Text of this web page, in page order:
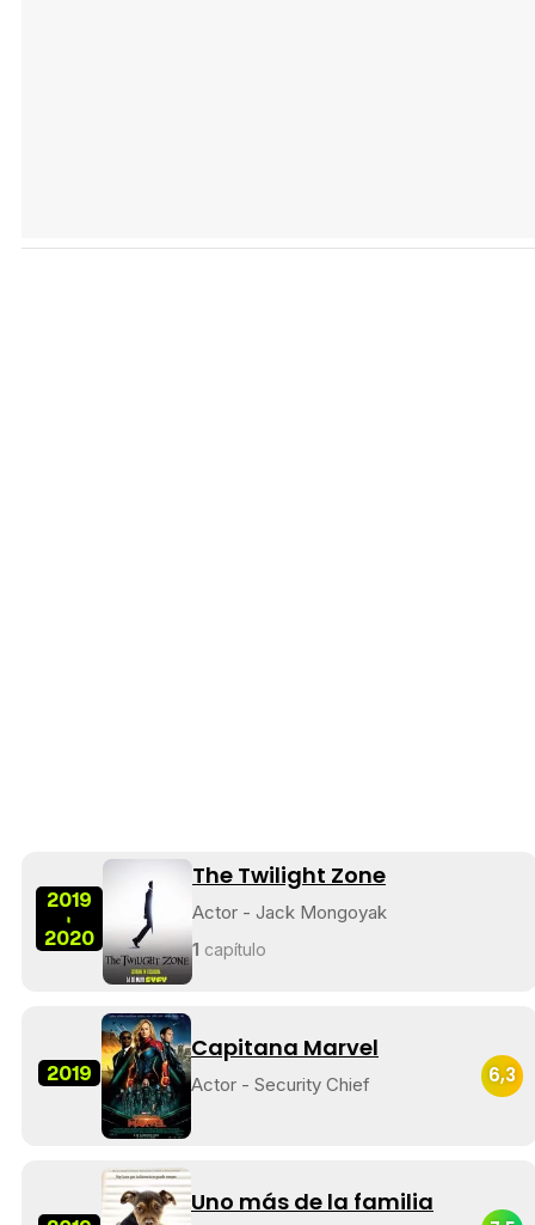
2019
-
2020
The Twilight Zone
Actor - Jack Mongoyak
1 capítulo
2019
Capitana Marvel
Actor - Security Chief 6,3
Uno más de la familia